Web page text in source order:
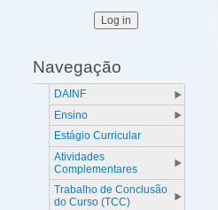
Navegação
DAINF
Ensino
Estágio Curricular
Atividades
Complementares
Trabalho de Conclusão
do Curso (TCC)